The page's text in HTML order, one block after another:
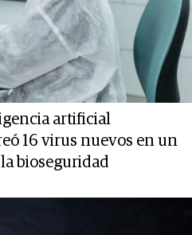
artificial
16 virus nuevos en un
bioseguridad